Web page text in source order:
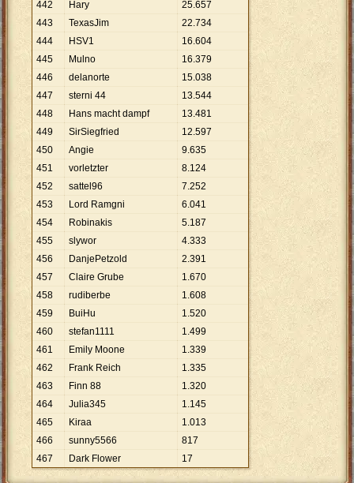
442
Hary 25.657
443
TexasJim 22.734
444
HSV1 16.604
445
Mulno 16.379
446
delanorte 15.038
447
sterni 44 13.544
448
Hans macht dampf 13.481
449
SirSiegfried 12.597
450
Angie 9.635
451
vorletzter 8.124
452
sattel96 7.252
453
Lord Ramgni 6.041
454
Robinakis 5.187
455
slywor 4.333
456
DanjePetzold 2.391
457
Claire Grube 1.670
458
rudiberbe 1.608
459
BuiHu 1.520
460
stefan1111 1.499
461
Emily Moone 1.339
462
Frank Reich 1.335
463
Finn 88 1.320
464
Julia345 1.145
465
Kiraa 1.013
466
sunny5566
817
467
Dark Flower 17